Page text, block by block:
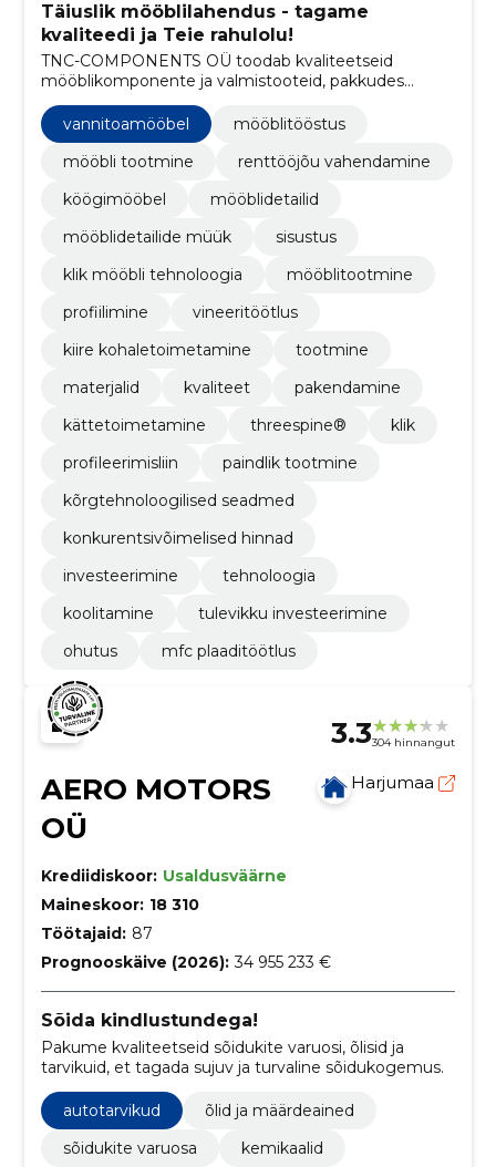
Täiuslik mööblilahendus - tagame
kvaliteedi ja Teie rahulolu!
TNC-COMPONENTS OÜ toodab kvaliteetseid
mööblikomponente ja valmistooteid, pakkudes
usaldusväärset tarnet, konkurentsivõimelisi hindu
ning kliendipõhist lähenemist.
vannitoamööbel
mööblitööstus
mööbli tootmine
renttööjõu vahendamine
köögimööbel
mööblidetailid
mööblidetailide müük
sisustus
klik mööbli tehnoloogia
mööblitootmine
profiilimine
vineeritöötlus
kiire kohaletoimetamine
tootmine
materjalid
kvaliteet
pakendamine
kättetoimetamine
threespine®
klik
profileerimisliin
paindlik tootmine
kõrgtehnoloogilised seadmed
konkurentsivõimelised hinnad
investeerimine
tehnoloogia
koolitamine
tulevikku investeerimine
ohutus
mfc plaaditöötlus
3.3304 hinnangut
AERO MOTORS
OÜ
Harjumaa
Krediidiskoor: Usaldusväärne
Maineskoor: 18 310
Töötajaid: 87
Prognooskäive (2026): 34 955 233 €
Sõida kindlustundega!
Pakume kvaliteetseid sõidukite varuosi, õlisid ja
tarvikuid, et tagada sujuv ja turvaline sõidukogemus.
autotarvikud
õlid ja määrdeained
sõidukite varuosa
kemikaalid